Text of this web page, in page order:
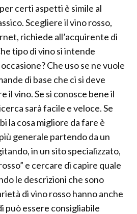
certi aspetti è simile al
Scegliere il vino rosso,
richiede all’acquirente di
tipo di vino si intende
Che uso se ne vuole
di base che ci si deve
il vino. Se si conosce bene il
sarà facile e veloce. Se
la cosa migliore da fare è
generale partendo da un
in un sito specializzato,
e cercare di capire quale
le descrizioni che sono
di vino rosso hanno anche
essere consigliabile